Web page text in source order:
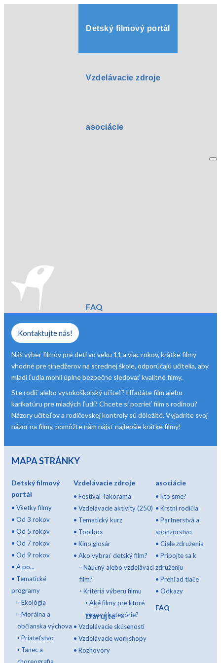
Detský filmový portál
Vzdelávacie zdroje
asociácie
FAQ
Darujte
Kontaktujte nás!
Náš výber filmov pre deti vo veku 11 a viac rokov, krátke filmy
vhodné pre tínedžerov na strednej škole, odporúčajú učitelia, aby
mladí ľudia mohli úplne bezpečne sledovať kvalitné filmy.
Ste rodič alebo vysokoškolský učiteľ? Hľadáte film alebo
karikatúru pre mladých ľudí? Chcete si pozrieť film s rodinou?
Názory učiteľov a rodičovskej kontroly sú dôležité. Vyjadrite svoj
názor na filmy, pomôžte nám nájsť najlepšie krátke filmy!
MAPA STRÁNKY
Detský filmový
portál
• Všetky filmy
• Od 3 rokov
• Od 5 rokov
• Od 7 rokov
• Od 9 rokov
• A po...
• Tematické
programy
◦ Ekológia
◦ Morálna a
občianska výchova
◦ Priateľstvo
◦ Tanec a
Vzdelávacie zdroje
• Festival Takorama
• Vzdelávacie aktivity (250)
• Tematický kurz
• Toolbox
• Kino glosár
• Ako vybrať detský film?
◦ Náučný alebo vzdelávací
film?
◦ Kritériá výberu filmu
◦ Aké filmy pre ktoré
vekové kategórie?
• Vzdelávacie skúsenosti
• Vzdelávacie workshopy
• Rozhovory
asociácie
•kto sme?
•Krstní rodičia
•Partnerstvá a
sponzorstvo
•Ciele združenia
•Pripojte sa k
združeniu
•Prehľad tlače
•Odkazy
FAQ